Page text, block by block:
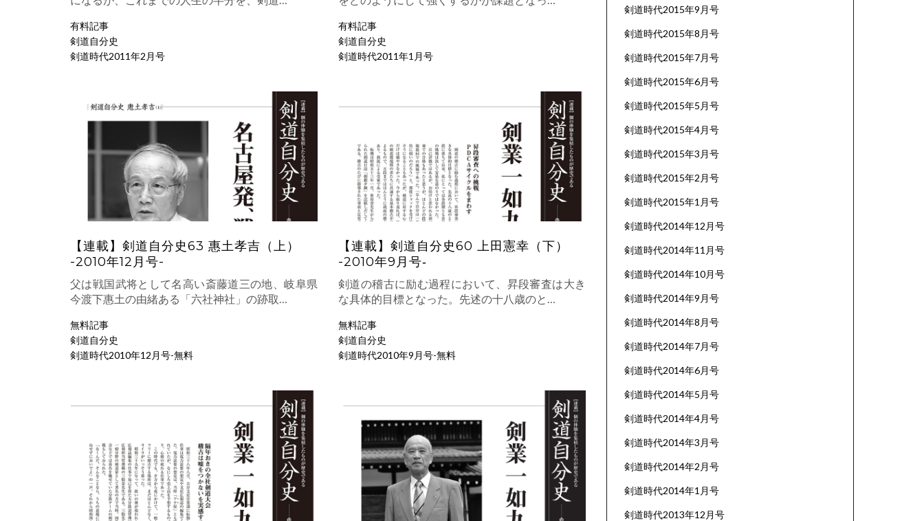
有料記事
剣道自分史
剣道時代2011年2月号
有料記事
剣道自分史
剣道時代2011年1月号
【連載】剣道自分史63 惠土孝吉（上）
-2010年12月号-
父は戦国武将として名高い斎藤道三の地、岐阜県
今渡下惠土の由緒ある「六社神社」の跡取…
無料記事
剣道自分史
剣道時代2010年12月号-無料
【連載】剣道自分史60 上田憲幸（下）
-2010年9月号‐
剣道の稽古に励む過程において、昇段審査は大き
な具体的目標となった。先述の十八歳のと…
無料記事
剣道自分史
剣道時代2010年9月号-無料
剣道時代2015年9月号
剣道時代2015年8月号
剣道時代2015年7月号
剣道時代2015年6月号
剣道時代2015年5月号
剣道時代2015年4月号
剣道時代2015年3月号
剣道時代2015年2月号
剣道時代2015年1月号
剣道時代2014年12月号
剣道時代2014年11月号
剣道時代2014年10月号
剣道時代2014年9月号
剣道時代2014年8月号
剣道時代2014年7月号
剣道時代2014年6月号
剣道時代2014年5月号
剣道時代2014年4月号
剣道時代2014年3月号
剣道時代2014年2月号
剣道時代2014年1月号
剣道時代2013年12月号